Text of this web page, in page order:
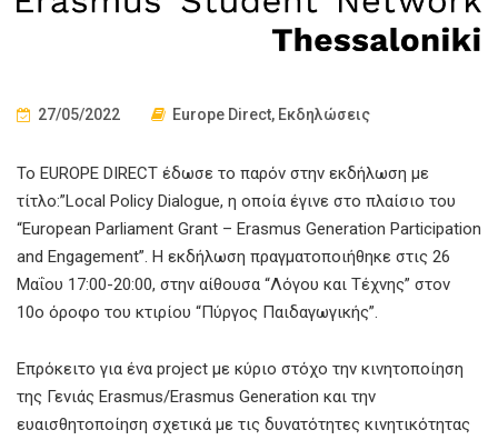
27/05/2022 Europe Direct, Εκδηλώσεις
Το EUROPE DIRECT έδωσε το παρόν στην εκδήλωση με
τίτλο:”Local Policy Dialogue, η οποία έγινε στο πλαίσιο του
“European Parliament Grant – Erasmus Generation Participation
and Engagement”. Η εκδήλωση πραγματοποιήθηκε στις 26
Μαΐου 17:00-20:00, στην αίθουσα “Λόγου και Τέχνης” στον
10ο όροφο του κτιρίου “Πύργος Παιδαγωγικής”.
Επρόκειτο για ένα project με κύριο στόχο την κινητοποίηση
της Γενιάς Erasmus/Erasmus Generation και την
ευαισθητοποίηση σχετικά με τις δυνατότητες κινητικότητας